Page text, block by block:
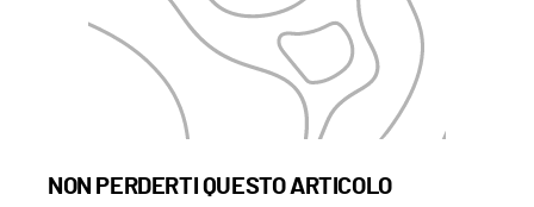
NON PERDERTI QUESTO ARTICOLO